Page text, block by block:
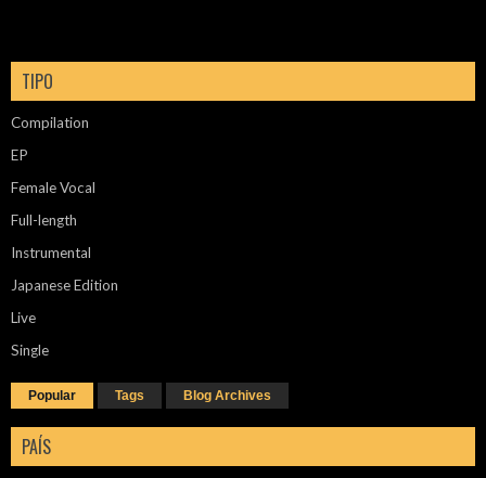
TIPO
Compilation
EP
Female Vocal
Full-length
Instrumental
Japanese Edition
Live
Single
Popular Tags Blog Archives
PAÍS